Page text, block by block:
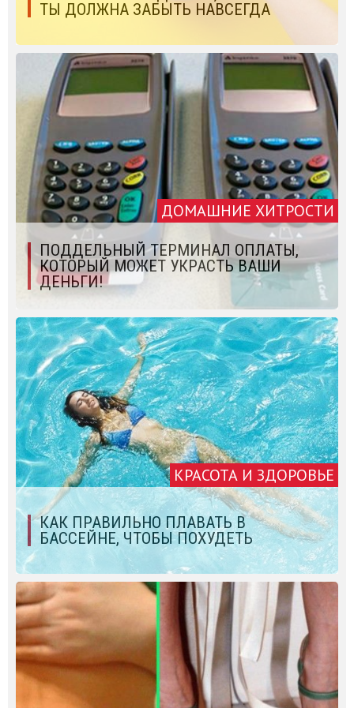
ТЫ ДОЛЖНА ЗАБЫТЬ НАВСЕГДА
ДОМАШНИЕ ХИТРОСТИ
ПОДДЕЛЬНЫЙ ТЕРМИНАЛ ОПЛАТЫ,
КОТОРЫЙ МОЖЕТ УКРАСТЬ ВАШИ
ДЕНЬГИ!
КРАСОТА И ЗДОРОВЬЕ
КАК ПРАВИЛЬНО ПЛАВАТЬ В
БАССЕЙНЕ, ЧТОБЫ ПОХУДЕТЬ